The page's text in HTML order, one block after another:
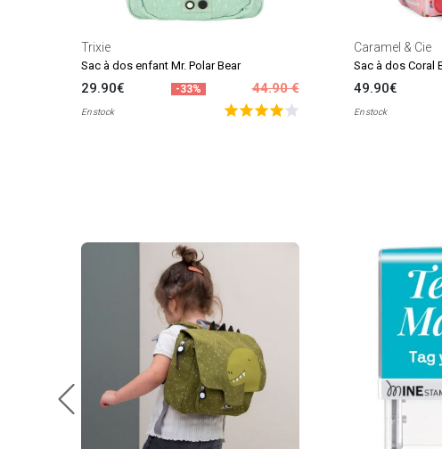
Trixie
Sac à dos enfant Mr. Polar Bear
29.90€ -33% 44.90 €
En stock
Caramel & Cie
Sac à dos Coral
49.90€
En stock